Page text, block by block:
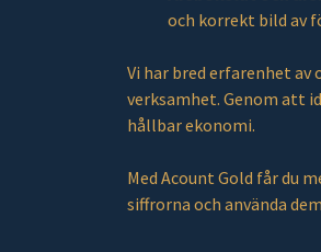
och korrekt bild av
Vi har bred erfarenhet av
verksamhet. Genom att
hållbar ekonomi.
Med Acount Gold får du
siffrorna och använda